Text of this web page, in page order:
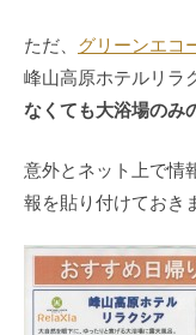
ただ、 グリーンエコ
峰山高原ホテルリラ
なくても大浴場のみ
意外とネット上で情
報を貼り付けておき